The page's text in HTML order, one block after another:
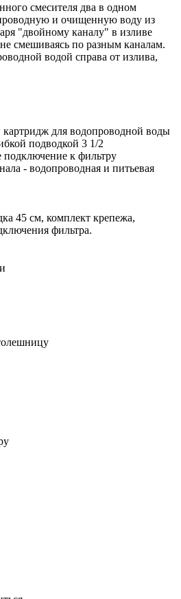
смесителя два в одном
и очищенную воду из
"двойному каналу" в изливе
смешиваясь по разным каналам.
водой справа от излива,
для водопроводной воды
подводкой 3 1/2
подключение к фильтру
- водопроводная и питьевая
45 см, комплект крепежа,
фильтра.